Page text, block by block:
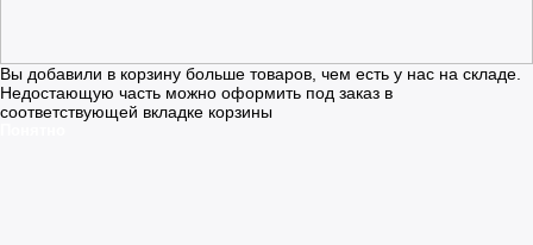
Вы добавили в корзину больше товаров, чем есть у нас на складе.
Недостающую часть можно оформить под заказ в
соответствующей вкладке корзины